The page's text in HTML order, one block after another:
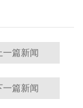
一篇新闻
一篇新闻